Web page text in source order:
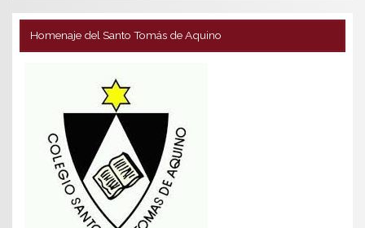
Homenaje del Santo Tomás de Aquino